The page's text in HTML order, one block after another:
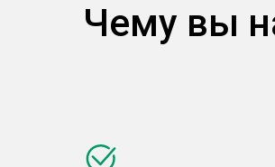
Чему вы